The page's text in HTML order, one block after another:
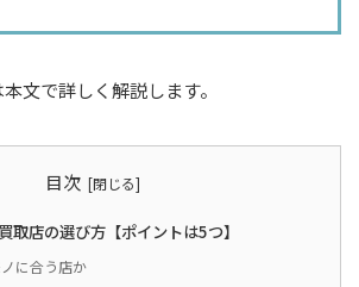
文で詳しく解説します。
目次
取店の選び方【ポイントは5つ】
に合う店か